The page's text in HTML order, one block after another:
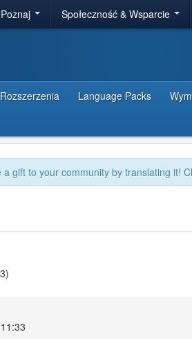
Społeczność & Wsparcie
Rozszerzenia Language Packs
gift to your community by translating it!